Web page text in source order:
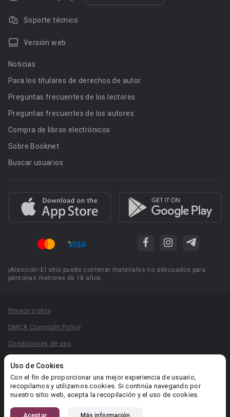
Uso de Cookies
Con el fin de proporcionar una mejor experiencia de usuario,
recopilamos y utilizamos cookies. Si continúa navegando por
nuestro sitio web, acepta la recopilación y el uso de cookies.
Aceptar Más información
Soporte técnico
Versión web
Noticias
Para los titulares de derechos de autor
Preguntas frecuentes de los lectores
Preguntas frecuentes de los autores
Compra de libros electrónicos
Sobre Booknet
Buscar usuarios
¡Atención! El sitio puede contener materiales no adecuados para
personas menores de 18 años.
Privacy policy
DMCA Copyright Policy
Condiciones de uso
Reglas para la publicación de libros
Área RR.PP.: pr@booknet.com